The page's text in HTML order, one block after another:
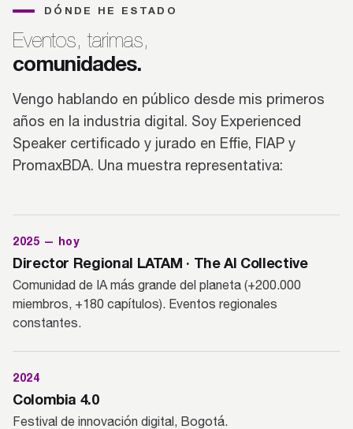
DÓNDE HE ESTADO
Eventos, tarimas,
comunidades.
Vengo hablando en público desde mis primeros
años en la industria digital. Soy Experienced
Speaker certificado y jurado en Effie, FIAP y
PromaxBDA. Una muestra representativa:
2025 — hoy
Director Regional LATAM · The AI Collective
Comunidad de IA más grande del planeta (+200.000
miembros, +180 capítulos). Eventos regionales
constantes.
2024
Colombia 4.0
Festival de innovación digital, Bogotá.